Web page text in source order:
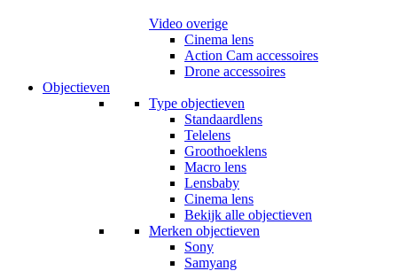
Video overige
Cinema lens
Action Cam accessoires
Drone accessoires
Objectieven
Type objectieven
Standaardlens
Telelens
Groothoeklens
Macro lens
Lensbaby
Cinema lens
Bekijk alle objectieven
Merken objectieven
Sony
Samyang